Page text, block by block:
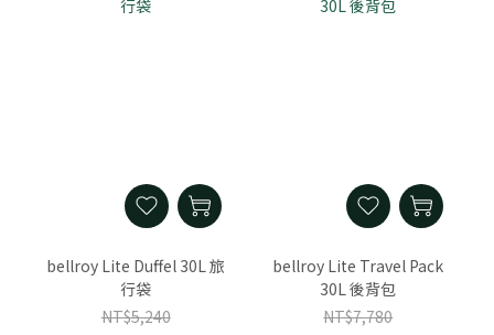
bellroy Lite Duffel 30L 旅
行袋
NT$5,240
bellroy Lite Travel Pack
30L 後背包
NT$7,780